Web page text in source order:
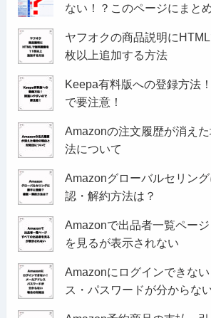
ない！？このページにまと
ヤフオクの商品説明に
枚以上追加する方法
Keepa有料版への登録方法
で要注意！
Amazonの注文履歴が消え
法について
Amazonグローバルセリン
認・解約方法は？
Amazonで出品者一覧ペー
を見るが表示されない
Amazonにログインできな
ス・パスワードが分からな